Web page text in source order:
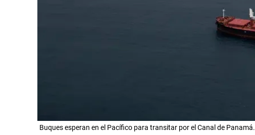
Buques esperan en el Pacífico para transitar por el Canal de Panamá.